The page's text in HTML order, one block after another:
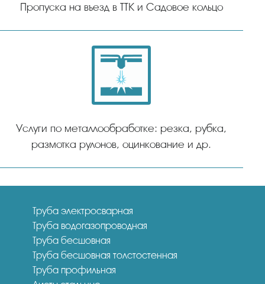
Пропуска на въезд в ТТК и Садовое кольцо
Услуги по металлообработке: резка, рубка,
размотка рулонов, оцинкование и др.
Труба электросварная
Труба водогазопроводная
Труба бесшовная
Труба бесшовная толстостенная
Труба профильная